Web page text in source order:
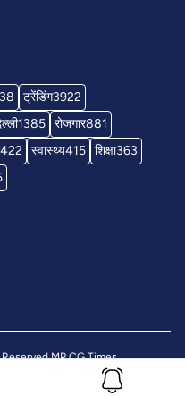
ट्रेंडिंग3922
1385 रोजगार881
422 स्वास्थ्य415 शिक्षा363
MP CG Times